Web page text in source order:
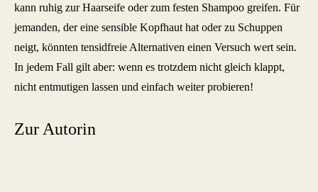
kann ruhig zur Haarseife oder zum festen Shampoo greifen. Für
jemanden, der eine sensible Kopfhaut hat oder zu Schuppen
neigt, könnten tensidfreie Alternativen einen Versuch wert sein.
In jedem Fall gilt aber: wenn es trotzdem nicht gleich klappt,
nicht entmutigen lassen und einfach weiter probieren!
Zur Autorin